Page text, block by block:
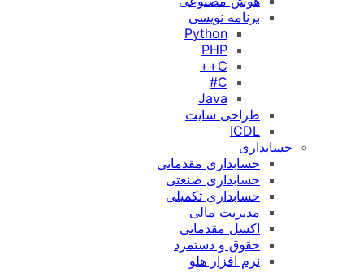
برنامه نویسی
Python
PHP
C++
C#
Java
طراحی سایت
ICDL
حسابداری
حسابداری مقدماتی
حسابداری صنعتی
حسابداری تکمیلی
مدیریت مالی
اکسل مقدماتی
حقوق و دستمزد
نرم افزار هلو